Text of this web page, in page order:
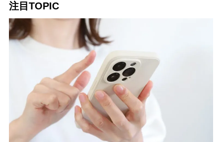
注目TOPIC